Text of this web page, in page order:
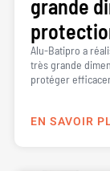
grande
Alu-Batipro a
très grande
protéger
EN SAVOIR